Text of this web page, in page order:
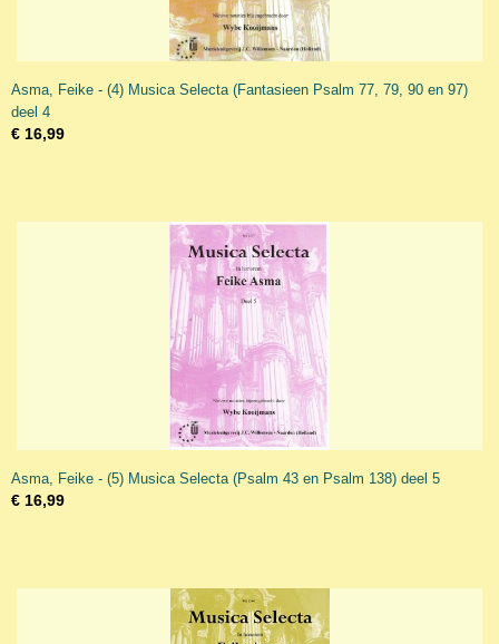
Asma, Feike - (4) Musica Selecta (Fantasieen Psalm 77, 79, 90 en 97)
deel 4
€ 16,99
Asma, Feike - (5) Musica Selecta (Psalm 43 en Psalm 138) deel 5
€ 16,99